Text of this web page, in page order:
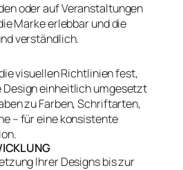
oder auf Veranstaltungen
Marke erlebbar und die
verständlich.
visuellen Richtlinien fest,
einheitlich umgesetzt
zu Farben, Schriftarten,
– für eine konsistente
Ihrer Designs bis zur